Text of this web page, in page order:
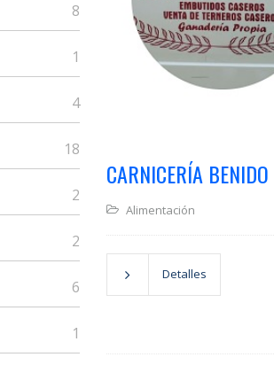
8
1
4
18
2
2
6
1
CARNICERÍA BENIDO
Alimentación
Detalles